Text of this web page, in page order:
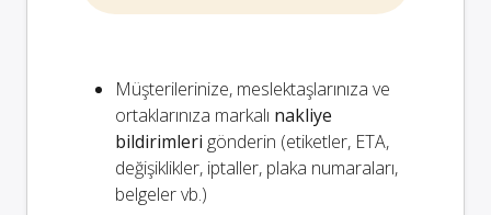
Müşterilerinize, meslektaşlarınıza ve
ortaklarınıza markalı nakliye
bildirimleri gönderin (etiketler, ETA,
değişiklikler, iptaller, plaka numaraları,
belgeler vb.)